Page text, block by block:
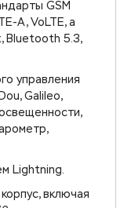
GSM
A, VoLTE, а
Bluetooth 5.3,
управления
Galileo,
Lightning.
включая